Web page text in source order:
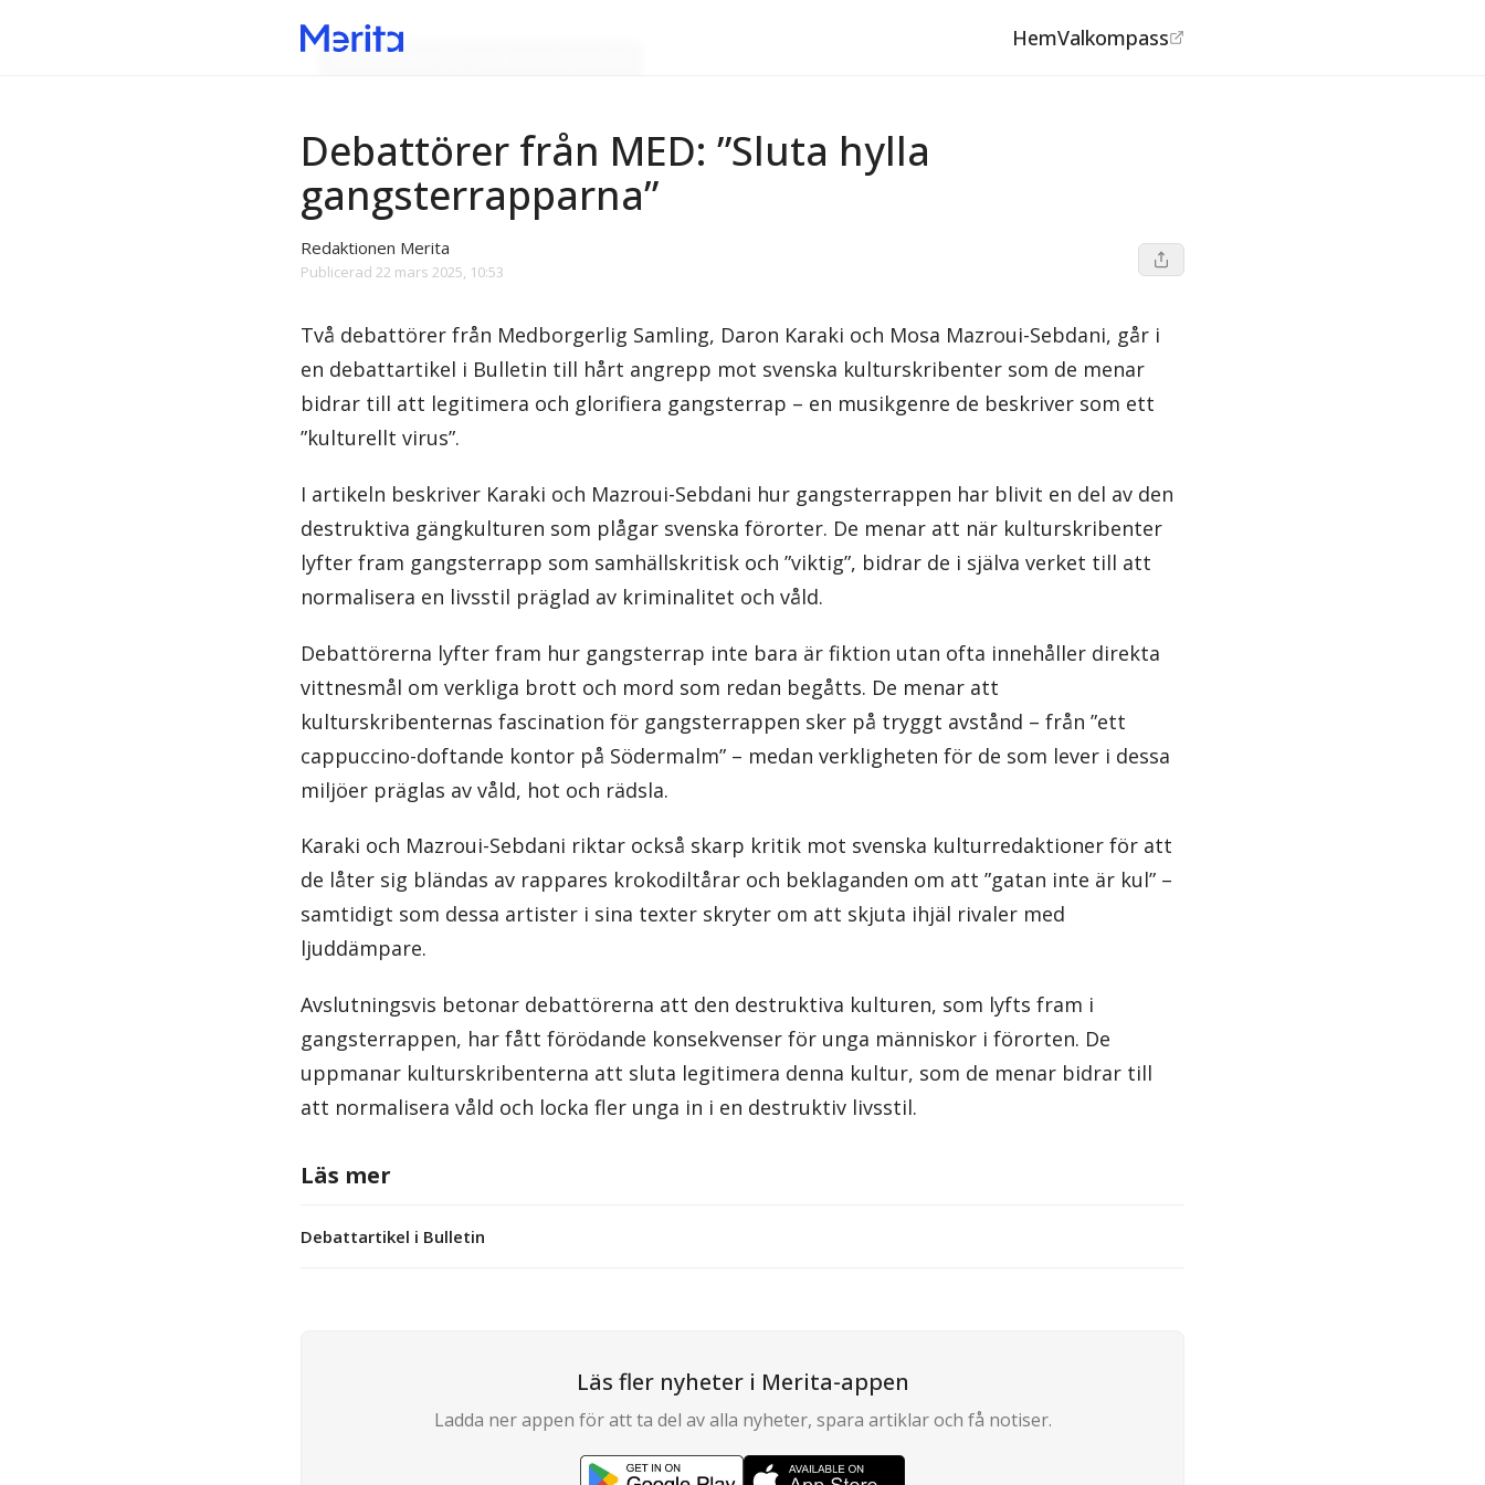
HemValkompass
Debattartiklar från Medborgerlig Samling
Debattörer från MED: ”Sluta hylla
gangsterrapparna”
Redaktionen Merita
Publicerad 22 mars 2025, 10:53
Två debattörer från Medborgerlig Samling, Daron Karaki och Mosa Mazroui-Sebdani, går i
en debattartikel i Bulletin till hårt angrepp mot svenska kulturskribenter som de menar
bidrar till att legitimera och glorifiera gangsterrap – en musikgenre de beskriver som ett
”kulturellt virus”.
I artikeln beskriver Karaki och Mazroui-Sebdani hur gangsterrappen har blivit en del av den
destruktiva gängkulturen som plågar svenska förorter. De menar att när kulturskribenter
lyfter fram gangsterrapp som samhällskritisk och ”viktig”, bidrar de i själva verket till att
normalisera en livsstil präglad av kriminalitet och våld.
Debattörerna lyfter fram hur gangsterrap inte bara är fiktion utan ofta innehåller direkta
vittnesmål om verkliga brott och mord som redan begåtts. De menar att
kulturskribenternas fascination för gangsterrappen sker på tryggt avstånd – från ”ett
cappuccino-doftande kontor på Södermalm” – medan verkligheten för de som lever i dessa
miljöer präglas av våld, hot och rädsla.
Karaki och Mazroui-Sebdani riktar också skarp kritik mot svenska kulturredaktioner för att
de låter sig bländas av rappares krokodiltårar och beklaganden om att ”gatan inte är kul” –
samtidigt som dessa artister i sina texter skryter om att skjuta ihjäl rivaler med
ljuddämpare.
Avslutningsvis betonar debattörerna att den destruktiva kulturen, som lyfts fram i
gangsterrappen, har fått förödande konsekvenser för unga människor i förorten. De
uppmanar kulturskribenterna att sluta legitimera denna kultur, som de menar bidrar till
att normalisera våld och locka fler unga in i en destruktiv livsstil.
Läs mer
Debattartikel i Bulletin
Läs fler nyheter i Merita-appen
Ladda ner appen för att ta del av alla nyheter, spara artiklar och få notiser.